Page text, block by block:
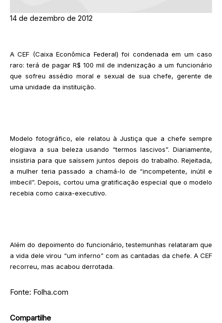
14 de dezembro de 2012
A CEF (Caixa Econômica Federal) foi condenada em um caso
raro: terá de pagar R$ 100 mil de indenização a um funcionário
que sofreu assédio moral e sexual de sua chefe, gerente de
uma unidade da instituição.
Modelo fotográfico, ele relatou à Justiça que a chefe sempre
elogiava a sua beleza usando “termos lascivos”. Diariamente,
insistiria para que saíssem juntos depois do trabalho. Rejeitada,
a mulher teria passado a chamá-lo de “incompetente, inútil e
imbecil”. Depois, cortou uma gratificação especial que o modelo
recebia como caixa-executivo.
Além do depoimento do funcionário, testemunhas relataram que
a vida dele virou “um inferno” com as cantadas da chefe. A CEF
recorreu, mas acabou derrotada.
Fonte: Folha.com
Compartilhe